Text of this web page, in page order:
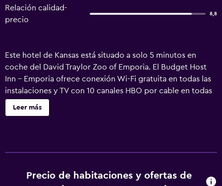
Relación calidad-
precio
8,8
Este hotel de Kansas está situado a solo 5 minutos en
coche del David Traylor Zoo of Emporia. El Budget Host
Inn - Emporia ofrece conexión Wi-Fi gratuita en todas las
instalaciones y TV con 10 canales HBO por cable en todas
las habitaciones. Las habitaciones son acogedoras y
disponen de microondas, mininevera y zona de estar.
autopista 50, a 3,2 km del teatro Emporia Granada y de la
Leer más
Precio de habitaciones y ofertas de